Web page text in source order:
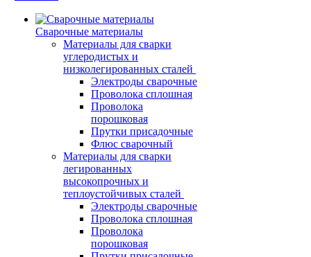
Сварочные материалы
Материалы для сварки
углеродистых и
низколегированных сталей
Электроды сварочные
Проволока сплошная
Проволока
порошковая
Прутки присадочные
Флюс сварочный
Материалы для сварки
легированных
высокопрочных и
теплоустойчивых сталей
Электроды сварочные
Проволока сплошная
Проволока
порошковая